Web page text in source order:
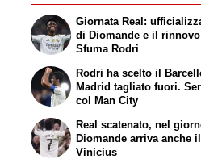
Giornata Real:
di Diomande e il
Sfuma Rodri
Rodri ha scelto il
Madrid tagliato fuori.
col Man City
Real scatenato, nel
Diomande arriva anche
Vinicius